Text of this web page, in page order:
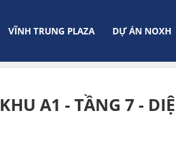
VĨNH TRUNG PLAZA DỰ ÁN NOXH
KHU A1 - TẦNG 7 -